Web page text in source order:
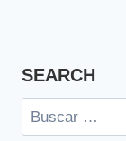
SEARCH
Buscar: